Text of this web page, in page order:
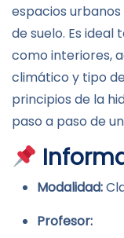
espacios
de suelo. Es
como interiores,
climático y tipo
principios de la
paso a paso de un
Modalidad:
Profesor: